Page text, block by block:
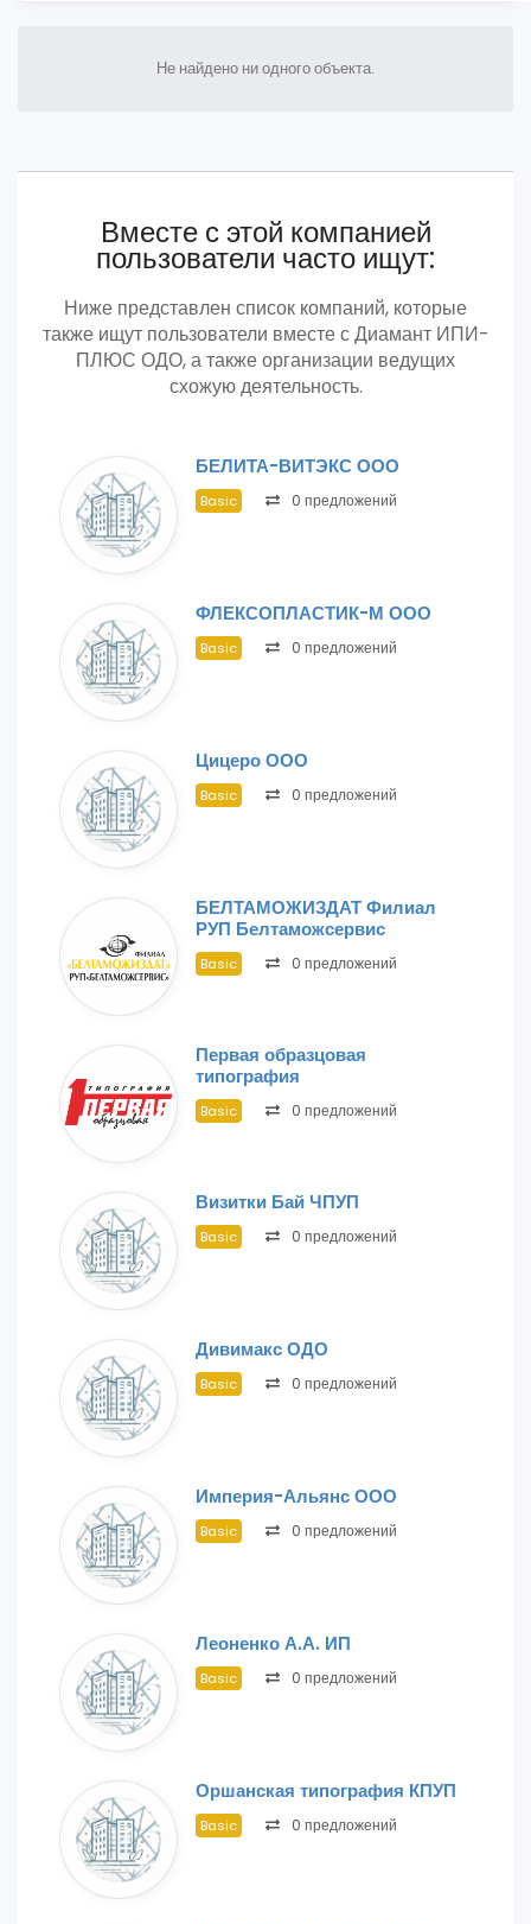
Не найдено ни одного объекта.
Вместе с этой компанией
пользователи часто ищут:
Ниже представлен список компаний, которые
также ищут пользователи вместе с Диамант ИПИ-
ПЛЮС ОДО, а также организации ведущих
схожую деятельность.
БЕЛИТА-ВИТЭКС ООО
Basic 0 предложений
ФЛЕКСОПЛАСТИК-М ООО
Basic 0 предложений
Цицеро ООО
Basic 0 предложений
БЕЛТАМОЖИЗДАТ Филиал
РУП Белтаможсервис
Basic 0 предложений
Первая образцовая
типография
Basic 0 предложений
Визитки Бай ЧПУП
Basic 0 предложений
Дивимакс ОДО
Basic 0 предложений
Империя-Альянс ООО
Basic 0 предложений
Леоненко А.А. ИП
Basic 0 предложений
Оршанская типография КПУП
Basic 0 предложений